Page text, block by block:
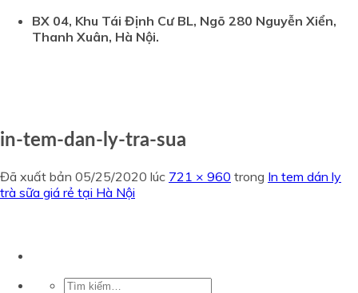
ChuyểnBX 04, Khu Tái Định Cư BL, Ngõ 280 Nguyễn Xiển,
Thanh Xuân, Hà Nội.
Tìm
in-tem-dan-ly-tra-sua
Đã xuất bản 05/25/2020 lúc 721 × 960 trong In tem dán ly
trà sữa giá rẻ tại Hà Nội